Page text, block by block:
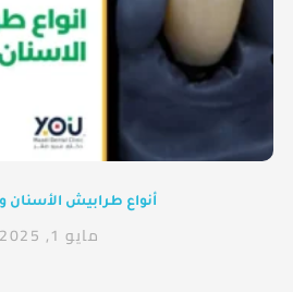
أنواع طرابيش الأسنان
مايو 1, 2025